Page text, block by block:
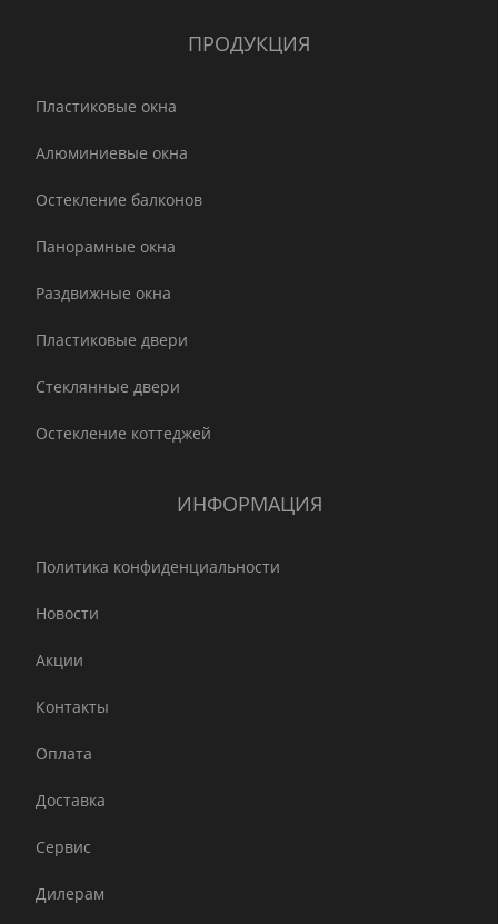
ПРОДУКЦИЯ
Пластиковые окна
Алюминиевые окна
Остекление балконов
Панорамные окна
Раздвижные окна
Пластиковые двери
Стеклянные двери
Остекление коттеджей
ИНФОРМАЦИЯ
Политика конфиденциальности
Новости
Акции
Контакты
Оплата
Доставка
Сервис
Дилерам